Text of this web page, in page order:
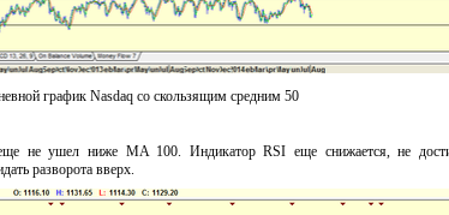
график Nasdaq со скользящим средним 50
не ушел ниже MA 100. Индикатор RSI еще снижается, не
разворота вверх.